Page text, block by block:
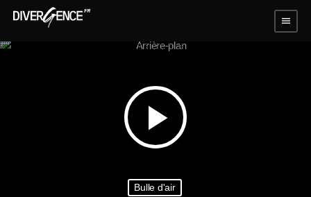
menu
play_arrow
Bulle d'air